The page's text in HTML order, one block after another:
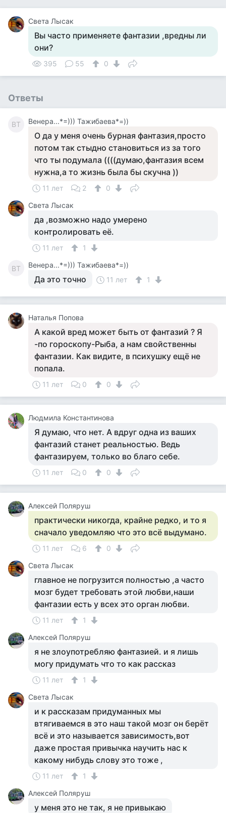
Света Лысак
Вы часто применяете фантазии ,вредны ли
они?
395 55 0
Ответы
ВТ Венера...*=))) Тажибаева*=))
О да у меня очень бурная фантазия,просто
потом так стыдно становиться из за того
что ты подумала ((((думаю,фантазия всем
нужна,а то жизнь была бы скучна ))
11 лет 2
0
Света Лысак
да ,возможно надо умерено
контролировать её.
11 лет 1
ВТ Венера...*=))) Тажибаева*=))
Да это точно 11 лет 1
Наталья Попова
А какой вред может быть от фантазий ? Я
-по гороскопу-Рыба, а нам свойственны
фантазии. Как видите, в психушку ещё не
попала.
11 лет 0 0
Людмила Константинова
Я думаю, что нет. А вдруг одна из ваших
фантазий станет реальностью. Ведь
фантазируем, только во благо себе.
11 лет 0 0
Алексей Поляруш
практически никогда, крайне редко, и то я
сначало уведомляю что это всё выдумано.
11 лет 6
0
Света Лысак
главное не погрузится полностью ,а часто
мозг будет требовать этой любви,наши
фантазии есть у всех это орган любви.
11 лет
1
Алексей Поляруш
я не злоупотребляю фантазией. и я лишь
могу придумать что то как рассказ
11 лет
1
Света Лысак
и к рассказам придуманных мы
втягиваемся в это наш такой мозг он берёт
всё и это называется зависимость,вот
даже простая привычка научить нас к
какому нибудь слову это тоже ,
11 лет
1
Алексей Поляруш
у меня это не так, я не привыкаю